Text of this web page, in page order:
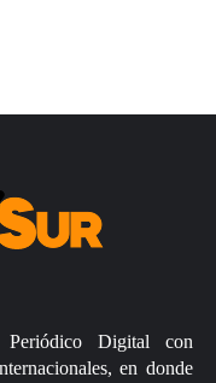
Digital con
en donde